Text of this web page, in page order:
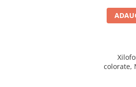
colorate,